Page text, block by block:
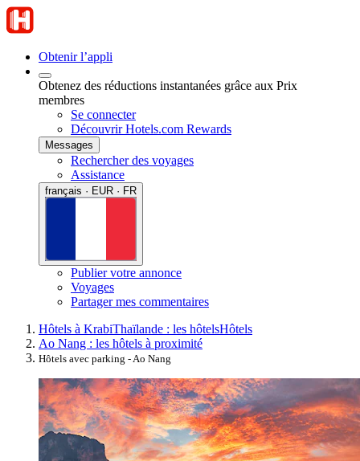
Obtenir l’appli
Obtenez des réductions instantanées grâce aux Prix
membres
Se connecter
Découvrir Hotels.com Rewards
Messages
Rechercher des voyages
Assistance
français · EUR · FR
Publier votre annonce
Voyages
Partager mes commentaires
Hôtels à KrabiThaïlande : les hôtelsHôtels
Ao Nang : les hôtels à proximité
Hôtels avec parking - Ao Nang